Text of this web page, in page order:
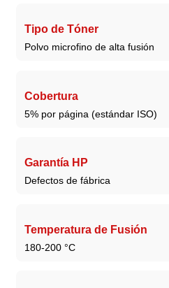
Tipo de Tóner
Polvo microfino de alta fusión
Cobertura
5% por página (estándar ISO)
Garantía HP
Defectos de fábrica
Temperatura de Fusión
180-200 °C